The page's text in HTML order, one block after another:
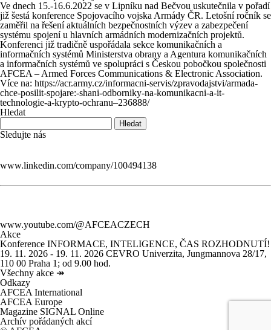
Ve dnech 15.-16.6.2022 se v Lipníku nad Bečvou uskutečnila v pořadí
již šestá konference Spojovacího vojska Armády ČR. Letošní ročník se
zaměřil na řešení aktuálních bezpečnostních výzev a zabezpečení
systému spojení u hlavních armádních modernizačních projektů.
Konferenci již tradičně uspořádala sekce komunikačních a
informačních systémů Ministerstva obrany a Agentura komunikačních
a informačních systémů ve spolupráci s Českou pobočkou společnosti
AFCEA – Armed Forces Communications & Electronic Association.
Více na: https://acr.army.cz/informacni-servis/zpravodajstvi/armada-
chce-posilit-spojare:-shani-odborniky-na-komunikacni-a-it-
technologie-a-krypto-ochranu–236888/
Hledat
Sledujte nás
www.linkedin.com/company/100494138
www.youtube.com/@AFCEACZECH
Akce
Konference INFORMACE, INTELIGENCE, ČAS ROZHODNUTÍ!
19. 11. 2026 - 19. 11. 2026 CEVRO Univerzita, Jungmannova 28/17,
110 00 Praha 1; od 9.00 hod.
Všechny akce ↠
Odkazy
AFCEA International
AFCEA Europe
Magazine SIGNAL Online
Archív pořádaných akcí